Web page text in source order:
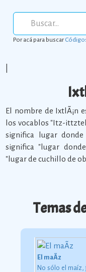
Por acá para buscar
El nombre de IxtlÃ¡n
los vocablos "Itz-
significa lugar
significa "lugar
"lugar de cuchillo de
Temas
El maÃ­z
No sólo el maíz,